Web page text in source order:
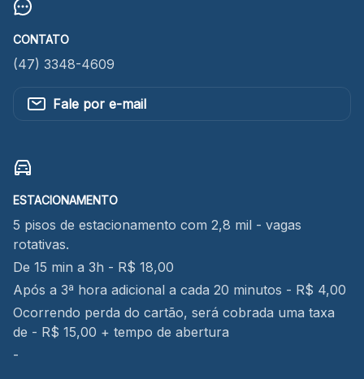
CONTATO
(47) 3348-4609
Fale por e-mail
ESTACIONAMENTO
5 pisos de estacionamento com 2,8 mil - vagas
rotativas.
De 15 min a 3h - R$ 18,00
Após a 3ª hora adicional a cada 20 minutos - R$ 4,00
Ocorrendo perda do cartão, será cobrada uma taxa
de - R$ 15,00 + tempo de abertura
-